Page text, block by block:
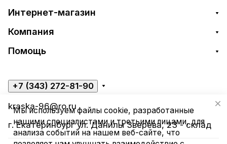
Интернет-магазин
Компания
Помощь
+7 (343) 272-81-90
kraska-96@ro.ru
г. Екатеринбург ул. Данилы Зверева, 23 - склад
Мы используем файлы cookie, разработанные
нашими специалистами и третьими лицами, для
анализа событий на нашем веб-сайте, что